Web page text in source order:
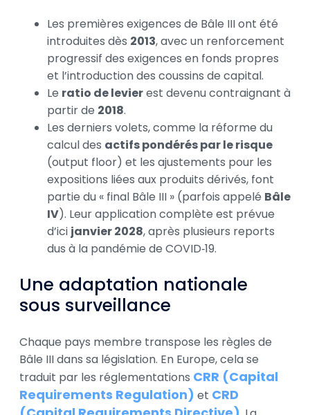
Les premières exigences de Bâle III ont été
introduites dès 2013, avec un renforcement
progressif des exigences en fonds propres
et l’introduction des coussins de capital.
Le ratio de levierest devenu contraignant à
partir de 2018.
Les derniers volets, comme la réforme du
calcul des actifs pondérés par le risque
(output floor) et les ajustements pour les
expositions liées aux produits dérivés, font
partie du « final Bâle III » (parfois appelé Bâle
IV). Leur application complète est prévue
d’ici janvier 2028, après plusieurs reports
dus à la pandémie de COVID‑19.
Une adaptation nationale
sous surveillance
Chaque pays membre transpose les règles de
Bâle III dans sa législation. En Europe, cela se
traduit par les réglementations CRR (Capital
Requirements Regulation) et CRD